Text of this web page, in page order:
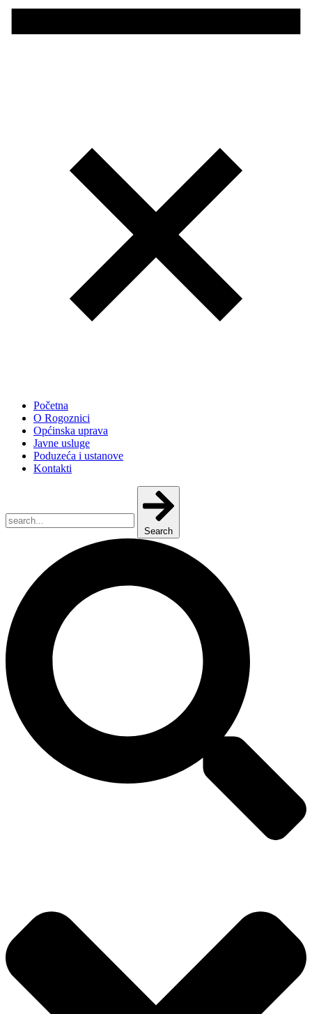
Početna
O Rogoznici
Općinska uprava
Javne usluge
Poduzeća i ustanove
Kontakti
Search